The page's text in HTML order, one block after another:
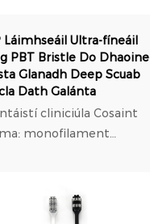
Láimhseáil Ultra-fíneáil
PBT Bristle Do Dhaoine
Glanadh Deep Scuab
Dath Galánta
cliniciúla Cosaint
monofilament
níos lú brú ar gumaí ná